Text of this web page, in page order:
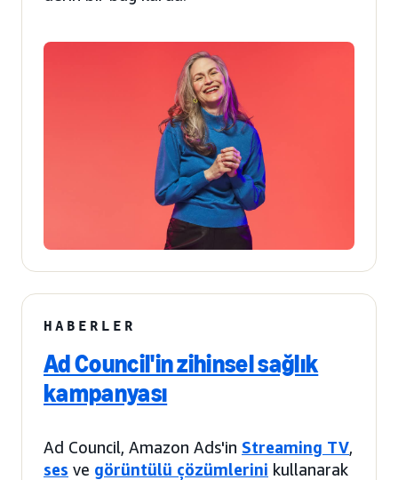
HABERLER
Ad Council'in zihinsel sağlık
kampanyası
Ad Council, Amazon Ads'in Streaming TV,
ses ve görüntülü çözümlerini kullanarak